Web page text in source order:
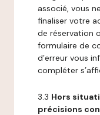
associé, vous
finaliser votre
de réservation
formulaire de
d’erreur vous
compléter
3.3 Hors
précisions